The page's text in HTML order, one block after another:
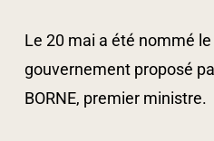
Le 20 mai a été nommé
gouvernement proposé
BORNE, premier ministre.